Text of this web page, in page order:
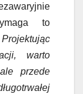
to
Projektując
warto
przede